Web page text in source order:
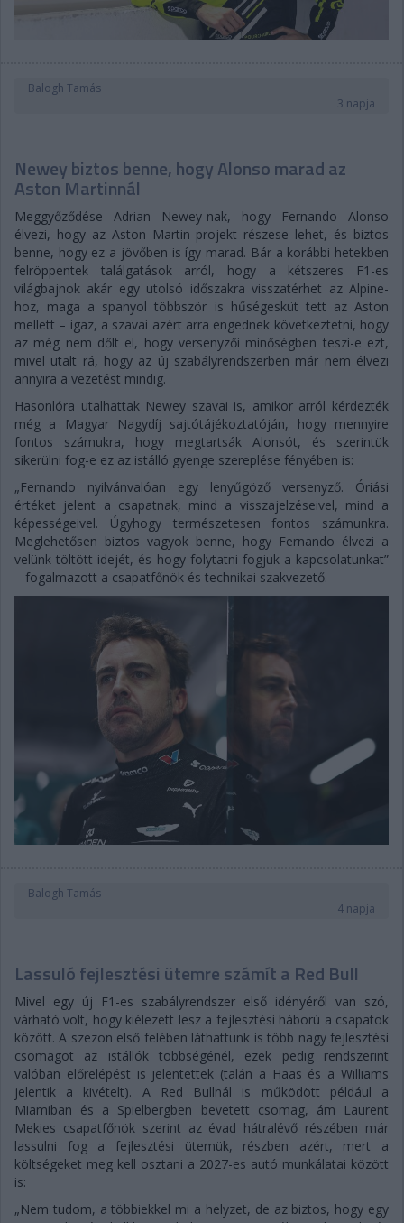
Balogh Tamás
3 napja
Newey biztos benne, hogy Alonso marad az
Aston Martinnál
Meggyőződése Adrian Newey-nak, hogy Fernando Alonso
élvezi, hogy az Aston Martin projekt részese lehet, és biztos
benne, hogy ez a jövőben is így marad. Bár a korábbi hetekben
felröppentek találgatások arról, hogy a kétszeres F1-es
világbajnok akár egy utolsó időszakra visszatérhet az Alpine-
hoz, maga a spanyol többször is hűségesküt tett az Aston
mellett – igaz, a szavai azért arra engednek következtetni, hogy
az még nem dőlt el, hogy versenyzői minőségben teszi-e ezt,
mivel utalt rá, hogy az új szabályrendszerben már nem élvezi
annyira a vezetést mindig.
Hasonlóra utalhattak Newey szavai is, amikor arról kérdezték
még a Magyar Nagydíj sajtótájékoztatóján, hogy mennyire
fontos számukra, hogy megtartsák Alonsót, és szerintük
sikerülni fog-e ez az istálló gyenge szereplése fényében is:
„Fernando nyilvánvalóan egy lenyűgöző versenyző. Óriási
értéket jelent a csapatnak, mind a visszajelzéseivel, mind a
képességeivel. Úgyhogy természetesen fontos számunkra.
Meglehetősen biztos vagyok benne, hogy Fernando élvezi a
velünk töltött idejét, és hogy folytatni fogjuk a kapcsolatunkat”
– fogalmazott a csapatfőnök és technikai szakvezető.
Balogh Tamás
4 napja
Lassuló fejlesztési ütemre számít a Red Bull
Mivel egy új F1-es szabályrendszer első idényéről van szó,
várható volt, hogy kiélezett lesz a fejlesztési háború a csapatok
között. A szezon első felében láthattunk is több nagy fejlesztési
csomagot az istállók többségénél, ezek pedig rendszerint
valóban előrelépést is jelentettek (talán a Haas és a Williams
jelentik a kivételt). A Red Bullnál is működött például a
Miamiban és a Spielbergben bevetett csomag, ám Laurent
Mekies csapatfőnök szerint az évad hátralévő részében már
lassulni fog a fejlesztési ütemük, részben azért, mert a
költségeket meg kell osztani a 2027-es autó munkálatai között
is:
„Nem tudom, a többiekkel mi a helyzet, de az biztos, hogy egy